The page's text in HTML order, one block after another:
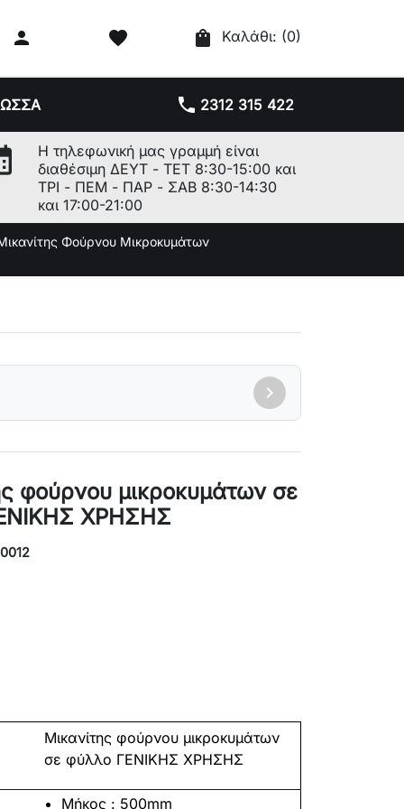
 favorite shopping_bag Καλάθι: (0)
phone 2312 315 422
Η τηλεφωνική μας γραμμή είναι
διαθέσιμη ΔΕΥΤ - ΤΕΤ 8:30-15:00 και
ΤΡΙ - ΠΕΜ - ΠΑΡ - ΣΑΒ 8:30-14:30
και 17:00-21:00
Φούρνου Μικροκυμάτων
chevron_right
φούρνου μικροκυμάτων σε
ΧΡΗΣΗΣ
Μικανίτης φούρνου μικροκυμάτων
σε φύλλο ΓΕΝΙΚΗΣ ΧΡΗΣΗΣ
Μήκος : 500mm